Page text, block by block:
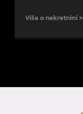
Više o nekretnini >